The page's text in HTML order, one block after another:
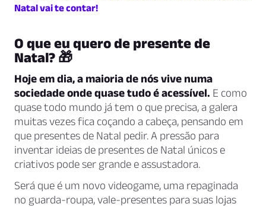
Natal vai te contar!
O que eu quero de presente de
Natal? 🎁
Hoje em dia, a maioria de nós vive numa
sociedade onde quase tudo é acessível. E como
quase todo mundo já tem o que precisa, a galera
muitas vezes fica coçando a cabeça, pensando em
que presentes de Natal pedir. A pressão para
inventar ideias de presentes de Natal únicos e
criativos pode ser grande e assustadora.
Será que é um novo videogame, uma repaginada
no guarda-roupa, vale-presentes para suas lojas